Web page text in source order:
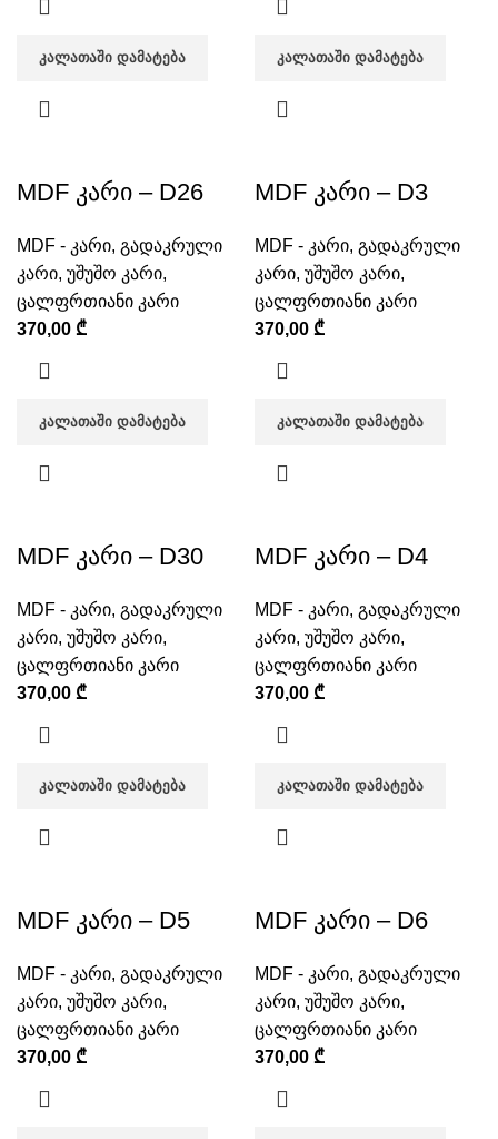
ᲙᲐᲚᲐᲗᲐᲨᲘ ᲓᲐᲛᲐᲢᲔᲑᲐ ᲙᲐᲚᲐᲗᲐᲨᲘ ᲓᲐᲛᲐᲢᲔᲑᲐ
MDF კარი – D26
MDF - კარი, გადაკრული
კარი, უშუშო კარი,
ცალფრთიანი კარი
370,00 ₾
ᲙᲐᲚᲐᲗᲐᲨᲘ ᲓᲐᲛᲐᲢᲔᲑᲐ
MDF კარი – D3
MDF - კარი, გადაკრული
კარი, უშუშო კარი,
ცალფრთიანი კარი
370,00 ₾
ᲙᲐᲚᲐᲗᲐᲨᲘ ᲓᲐᲛᲐᲢᲔᲑᲐ
MDF კარი – D30
MDF - კარი, გადაკრული
კარი, უშუშო კარი,
ცალფრთიანი კარი
370,00 ₾
ᲙᲐᲚᲐᲗᲐᲨᲘ ᲓᲐᲛᲐᲢᲔᲑᲐ
MDF კარი – D4
MDF - კარი, გადაკრული
კარი, უშუშო კარი,
ცალფრთიანი კარი
370,00 ₾
ᲙᲐᲚᲐᲗᲐᲨᲘ ᲓᲐᲛᲐᲢᲔᲑᲐ
MDF კარი – D5
MDF - კარი, გადაკრული
კარი, უშუშო კარი,
ცალფრთიანი კარი
370,00 ₾
MDF კარი – D6
MDF - კარი, გადაკრული
კარი, უშუშო კარი,
ცალფრთიანი კარი
370,00 ₾